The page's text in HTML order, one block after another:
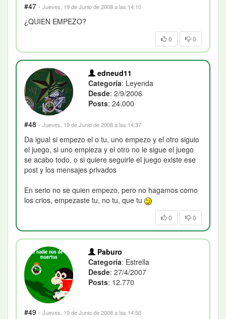
#47 · Jueves, 19 de Junio de 2008 a las 14:10
¿QUIEN EMPEZO?
0 0
edneud11
Categoría: Leyenda
Desde: 2/9/2006
Posts: 24.000
#48 · Jueves, 19 de Junio de 2008 a las 14:37
Da igual si empezo el o tu, uno empezo y el otro siguio
el juego, si uno empieza y el otro no le sigue el juego
se acabo todo, o si quiere seguirle el juego existe ese
post y los mensajes privados
En serio no se quien empezo, pero no hagamos como
los crios, empezaste tu, no tu, que tu
0 0
Paburo
Categoría: Estrella
Desde: 27/4/2007
Posts: 12.770
#49 · Jueves, 19 de Junio de 2008 a las 14:50